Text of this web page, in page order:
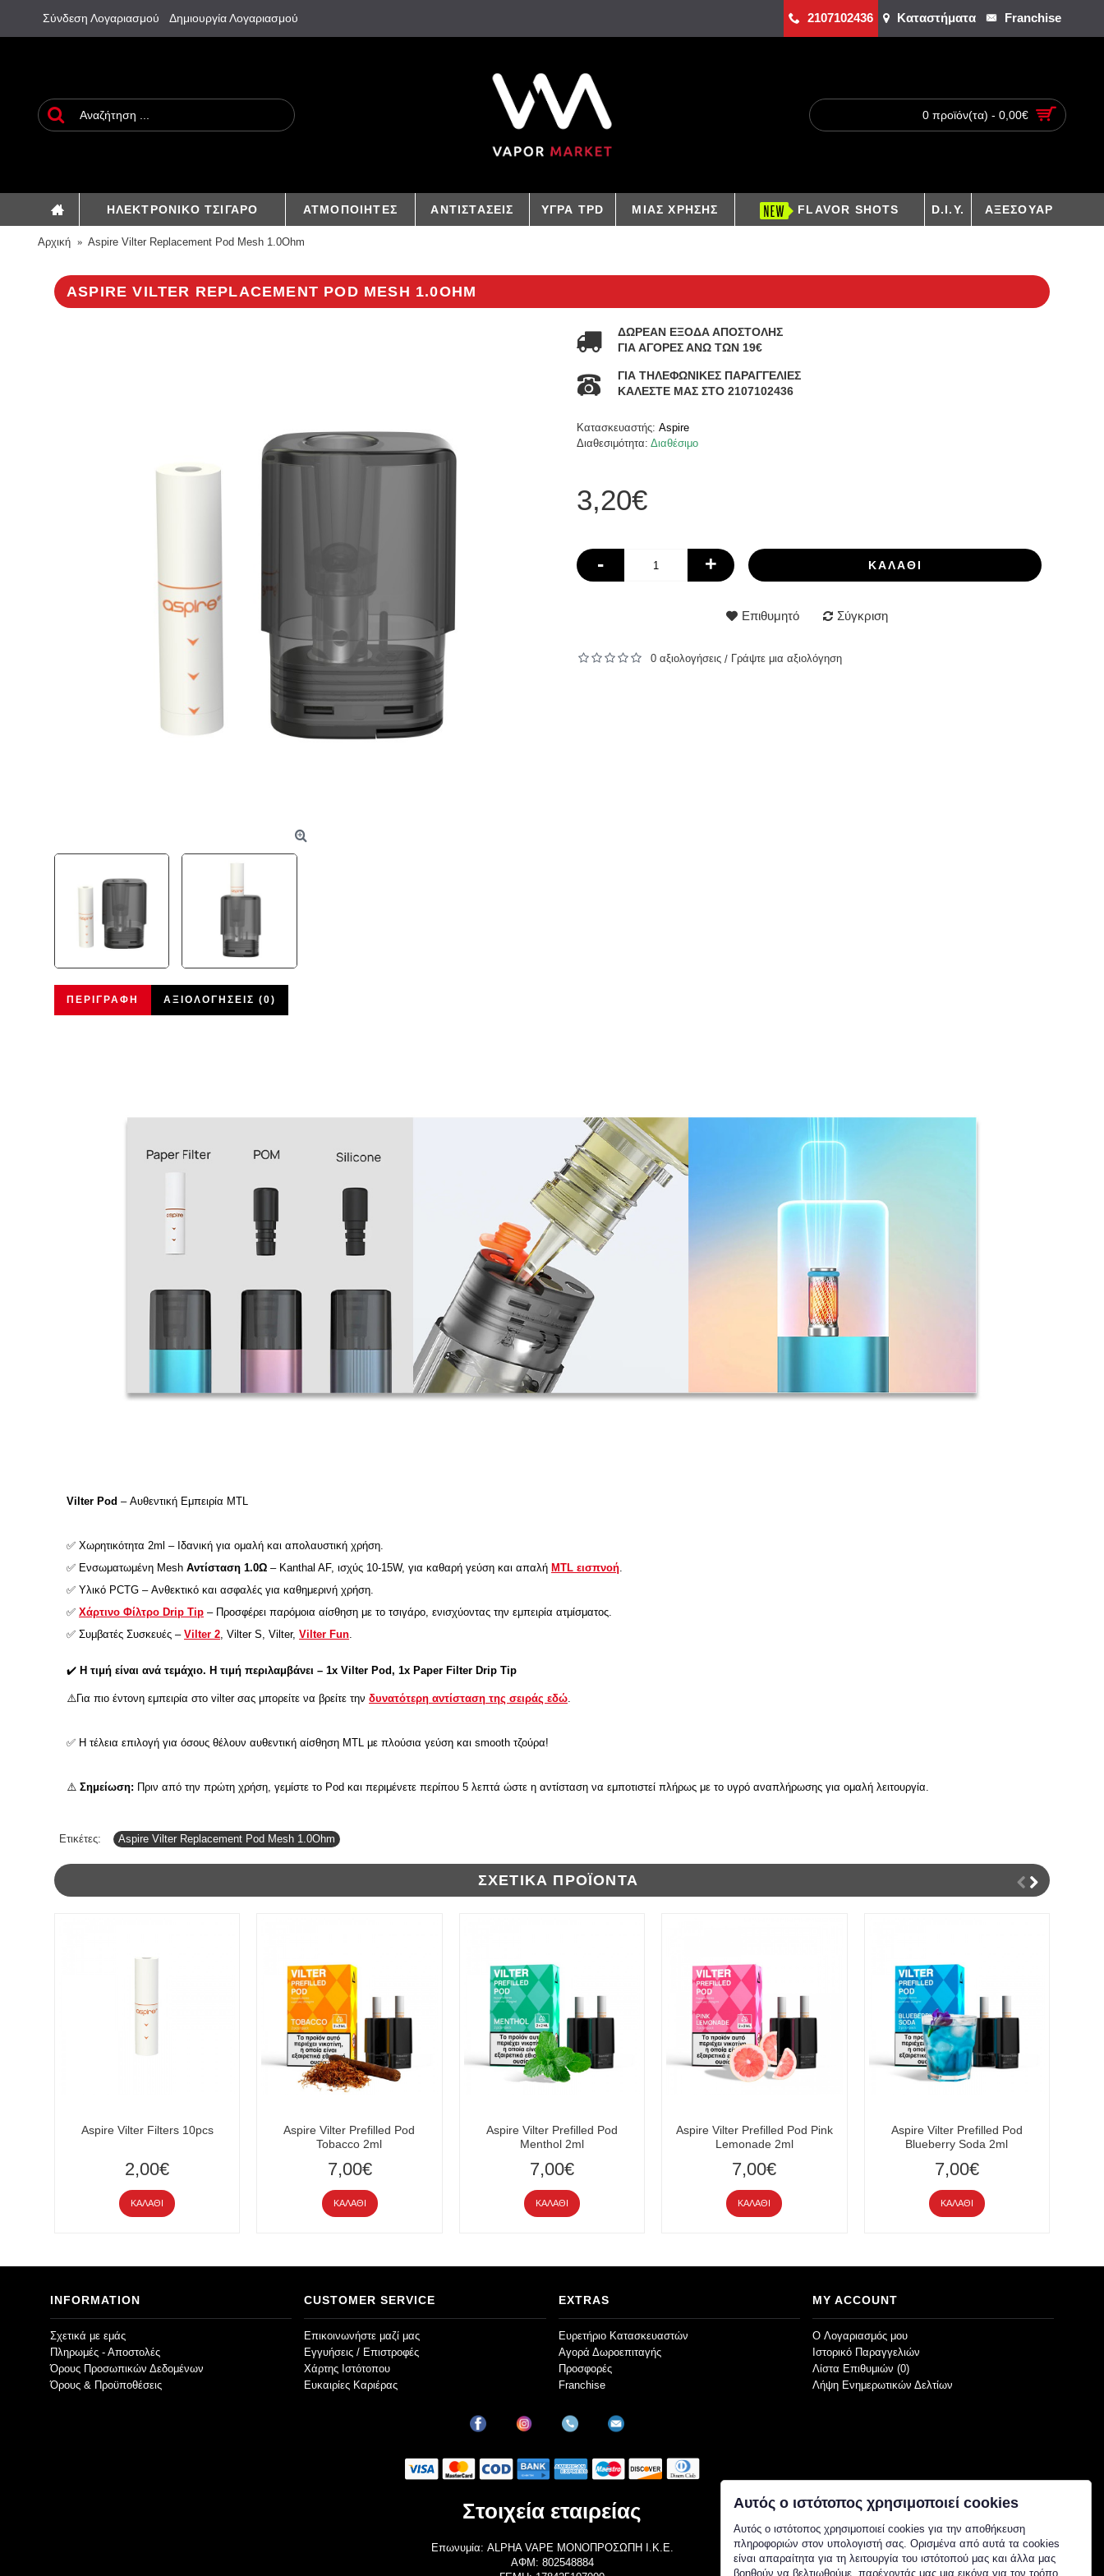
Σύνδεση Λογαριασμού Δημιουργία Λογαριασμού 2107102436 Καταστήματα Franchise
0 προϊόν(τα) - 0,00€
ΗΛΕΚΤΡΟΝΙΚΟ ΤΣΙΓΑΡΟ ΑΤΜΟΠΟΙΗΤΕΣ ΑΝΤΙΣΤΑΣΕΙΣ ΥΓΡΑ TPD ΜΙΑΣ ΧΡΗΣΗΣ FLAVOR SHOTS D.I.Y. ΑΞΕΣΟΥΑΡ
Αρχική Aspire Vilter Replacement Pod Mesh 1.0Ohm
ASPIRE VILTER REPLACEMENT POD MESH 1.0OHM
ΔΩΡΕΑΝ ΕΞΟΔΑ ΑΠΟΣΤΟΛΗΣ
ΓΙΑ ΑΓΟΡΕΣ ΑΝΩ ΤΩΝ 19€
ΓΙΑ ΤΗΛΕΦΩΝΙΚΕΣ ΠΑΡΑΓΓΕΛΙΕΣ
ΚΑΛΕΣΤΕ ΜΑΣ ΣΤΟ 2107102436
Κατασκευαστής: Aspire
Διαθεσιμότητα: Διαθέσιμο
3,20€
- + ΚΑΛΆΘΙ
Επιθυμητό Σύγκριση
0 αξιολογήσεις / Γράψτε μια αξιολόγηση
ΠΕΡΙΓΡΑΦΉ ΑΞΙΟΛΟΓΉΣΕΙΣ (0)
Vilter Pod – Αυθεντική Εμπειρία MTL
✅ Χωρητικότητα 2ml – Ιδανική για ομαλή και απολαυστική χρήση.
✅ Ενσωματωμένη Mesh Αντίσταση 1.0Ω – Kanthal AF, ισχύς 10-15W, για καθαρή γεύση και απαλή MTL εισπνοή.
✅ Υλικό PCTG – Ανθεκτικό και ασφαλές για καθημερινή χρήση.
✅ Χάρτινο Φίλτρο Drip Tip – Προσφέρει παρόμοια αίσθηση με το τσιγάρο, ενισχύοντας την εμπειρία ατμίσματος.
✅ Συμβατές Συσκευές – Vilter 2, Vilter S, Vilter, Vilter Fun.
✔️ Η τιμή είναι ανά τεμάχιο. Η τιμή περιλαμβάνει – 1x Vilter Pod, 1x Paper Filter Drip Tip
⚠️Για πιο έντονη εμπειρία στο vilter σας μπορείτε να βρείτε την δυνατότερη αντίσταση της σειράς εδώ.
✅ Η τέλεια επιλογή για όσους θέλουν αυθεντική αίσθηση MTL με πλούσια γεύση και smooth τζούρα!
⚠️ Σημείωση: Πριν από την πρώτη χρήση, γεμίστε το Pod και περιμένετε περίπου 5 λεπτά ώστε η αντίσταση να εμποτιστεί πλήρως με το υγρό αναπλήρωσης για ομαλή λειτουργία.
Ετικέτες: Aspire Vilter Replacement Pod Mesh 1.0Ohm
ΣΧΕΤΙΚΆ ΠΡΟΪΌΝΤΑ
Aspire Vilter Filters 10pcs
2,00€
ΚΑΛΆΘΙ
Aspire Vilter Prefilled Pod
Tobacco 2ml
7,00€
ΚΑΛΆΘΙ
Aspire Vilter Prefilled Pod
Menthol 2ml
7,00€
ΚΑΛΆΘΙ
Aspire Vilter Prefilled Pod Pink
Lemonade 2ml
7,00€
ΚΑΛΆΘΙ
Aspire Vilter Prefilled Pod
Blueberry Soda 2ml
7,00€
ΚΑΛΆΘΙ
INFORMATION
Σχετικά με εμάς
Πληρωμές - Αποστολές
Όρους Προσωπικών Δεδομένων
Όρους & Προϋποθέσεις
CUSTOMER SERVICE
Επικοινωνήστε μαζί μας
Εγγυήσεις / Επιστροφές
Χάρτης Ιστότοπου
Ευκαιρίες Καριέρας
EXTRAS
Ευρετήριο Κατασκευαστών
Αγορά Δωροεπιταγής
Προσφορές
Franchise
MY ACCOUNT
O Λογαριασμός μου
Ιστορικό Παραγγελιών
Λίστα Επιθυμιών (0)
Λήψη Ενημερωτικών Δελτίων
Στοιχεία εταιρείας
Επωνυμία: ALPHA VAPE ΜΟΝΟΠΡΟΣΩΠΗ Ι.Κ.Ε.
ΑΦΜ: 802548884
Αυτός ο ιστότοπος χρησιμοποιεί cookies
Αυτός ο ιστότοπος χρησιμοποιεί cookies για την αποθήκευση
πληροφοριών στον υπολογιστή σας. Ορισμένα από αυτά τα cookies
είναι απαραίτητα για τη λειτουργία του ιστότοπού μας και άλλα μας
βοηθούν να βελτιωθούμε, παρέχοντάς μας μια εικόνα για τον τρόπο